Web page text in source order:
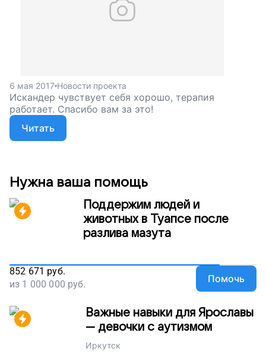
6 мая 2017 Новости проекта
Искандер чувствует себя хорошо, терапия
работает. Спасибо вам за это!
Читать
Нужна ваша помощь
Поддержим людей и
животных в Туапсе после
разлива мазута
852 671 руб.
из 1 000 000 руб. Помочь
Важные навыки для Ярославы
— девочки с аутизмом
Иркутск